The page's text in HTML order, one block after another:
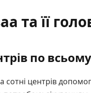
та її
по всьому
сотні центрів